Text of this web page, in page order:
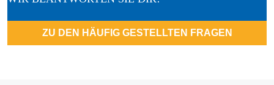
ZU DEN HÄUFIG GESTELLTEN FRAGEN